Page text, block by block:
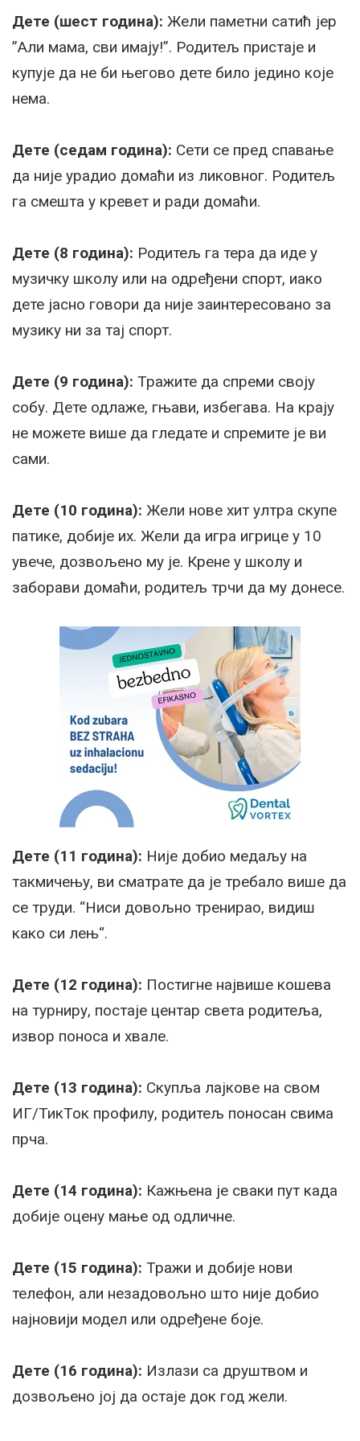
Дете (шест година): Жели паметни сатић јер
”Али мама, сви имају!”. Родитељ пристаје и
купује да не би његово дете било једино које
нема.
Дете (седам година): Сети се пред спавање
да није урадио домаћи из ликовног. Родитељ
га смешта у кревет и ради домаћи.
Дете (8 година): Родитељ га тера да иде у
музичку школу или на одређени спорт, иако
дете јасно говори да није заинтересовано за
музику ни за тај спорт.
Дете (9 година): Тражите да спреми своју
собу. Дете одлаже, гњави, избегава. На крају
не можете више да гледате и спремите је ви
сами.
Дете (10 година): Жели нове хит ултра скупе
патике, добије их. Жели да игра игрице у 10
увече, дозвољено му је. Крене у школу и
заборави домаћи, родитељ трчи да му донесе.
Дете (11 година): Није добио медаљу на
такмичењу, ви сматрате да је требало више да
се труди. “Ниси довољно тренирао, видиш
како си лењ“.
Дете (12 година): Постигне највише кошева
на турниру, постаје центар света родитеља,
извор поноса и хвале.
Дете (13 година): Скупља лајкове на свом
ИГ/ТикТок профилу, родитељ поносан свима
прча.
Дете (14 година): Кажњена је сваки пут када
добије оцену мање од одличне.
Дете (15 година): Тражи и добије нови
телефон, али незадовољно што није добио
најновији модел или одређене боје.
Дете (16 година): Излази са друштвом и
дозвољено јој да остаје док год жели.